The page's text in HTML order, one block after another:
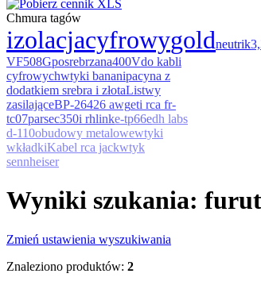
Chmura tagów
izolacjacyfrowygoldneutrik
VF508Gposrebrzana400Vdo kabli
cyfrowychwtyki bananipacyna z
dodatkiem srebra i złotaListwy
zasilająceBP-26426 awgeti rca fr-
tc07parsec350i rhlinke-tp66edh labs
d-110obudowy metalowewtyki
wkładkiKabel rca jackwtyk
sennheiser
Wyniki szukania:
Zmień ustawienia wyszukiwania
Znaleziono produktów: 2